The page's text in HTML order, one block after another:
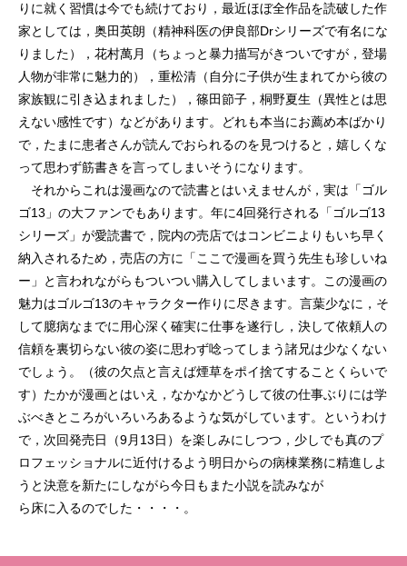
りに就く習慣は今でも続けており，最近ほぼ全作品を読破した作
家としては，奥田英朗（精神科医の伊良部Drシリーズで有名にな
りました），花村萬月（ちょっと暴力描写がきついですが，登場
人物が非常に魅力的），重松清（自分に子供が生まれてから彼の
家族観に引き込まれました），篠田節子，桐野夏生（異性とは思
えない感性です）などがあります。どれも本当にお薦め本ばかり
で，たまに患者さんが読んでおられるのを見つけると，嬉しくな
って思わず筋書きを言ってしまいそうになります。
それからこれは漫画なので読書とはいえませんが，実は「ゴル
ゴ13」の大ファンでもあります。年に4回発行される「ゴルゴ13
シリーズ」が愛読書で，院内の売店ではコンビニよりもいち早く
納入されるため，売店の方に「ここで漫画を買う先生も珍しいね
ー」と言われながらもついつい購入してしまいます。この漫画の
魅力はゴルゴ13のキャラクター作りに尽きます。言葉少なに，そ
して臆病なまでに用心深く確実に仕事を遂行し，決して依頼人の
信頼を裏切らない彼の姿に思わず唸ってしまう諸兄は少なくない
でしょう。（彼の欠点と言えば煙草をポイ捨てすることくらいで
す）たかが漫画とはいえ，なかなかどうして彼の仕事ぶりには学
ぶべきところがいろいろあるような気がしています。というわけ
で，次回発売日（9月13日）を楽しみにしつつ，少しでも真のプ
ロフェッショナルに近付けるよう明日からの病棟業務に精進しよ
うと決意を新たにしながら今日もまた小説を読みなが
ら床に入るのでした・・・・。